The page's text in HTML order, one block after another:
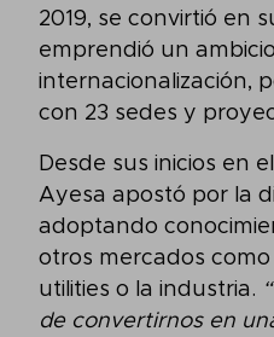
2019, se convirtió en
emprendió un
internacionalización,
con 23 sedes y
Desde sus inicios en
Ayesa apostó por la
adoptando
otros mercados
utilities o la industria.
de convertirnos en